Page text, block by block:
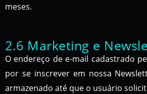
meses.
2.6 Marketing e
O endereço de e-mail cadastrado
por se inscrever em nossa
armazenado até que o usuário